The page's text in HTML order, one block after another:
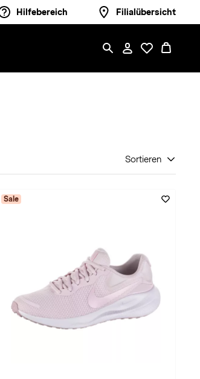
Hilfebereich Filialübersicht
Sortieren
Sale